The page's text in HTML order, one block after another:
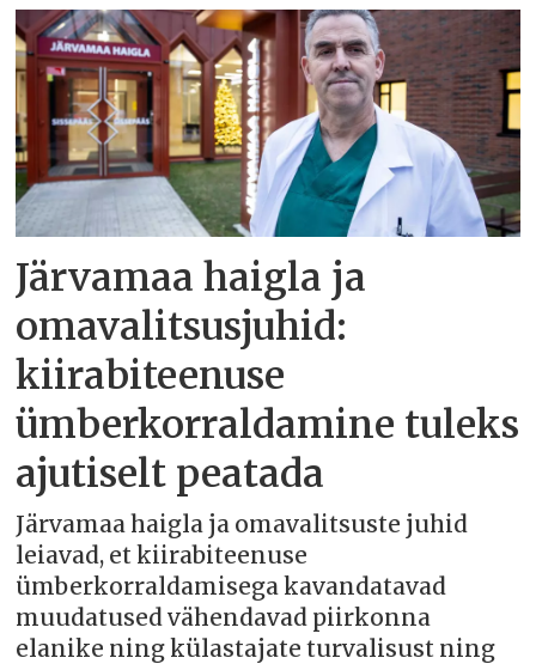
Järvamaa haigla ja
omavalitsusjuhid:
kiirabiteenuse
ümberkorraldamine tuleks
ajutiselt peatada
Järvamaa haigla ja omavalitsuste juhid
leiavad, et kiirabiteenuse
ümberkorraldamisega kavandatavad
muudatused vähendavad piirkonna
elanike ning külastajate turvalisust ning